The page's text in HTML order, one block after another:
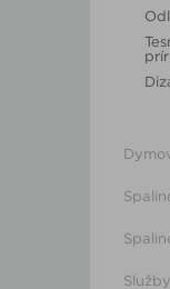
Služby